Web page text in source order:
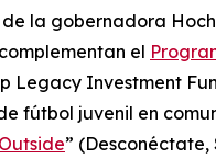
la gobernadora
el
Legacy Investment
fútbol juvenil en
”